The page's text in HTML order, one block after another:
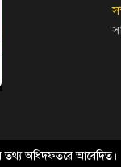
তথ্য অধিদফতরে আবেদিত।